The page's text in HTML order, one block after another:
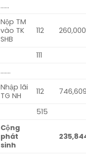
……
Nộp TM
vào TK
SHB
112
111
…….
Nhập lãi
TG NH
112
515
Cộng
phát
sinh